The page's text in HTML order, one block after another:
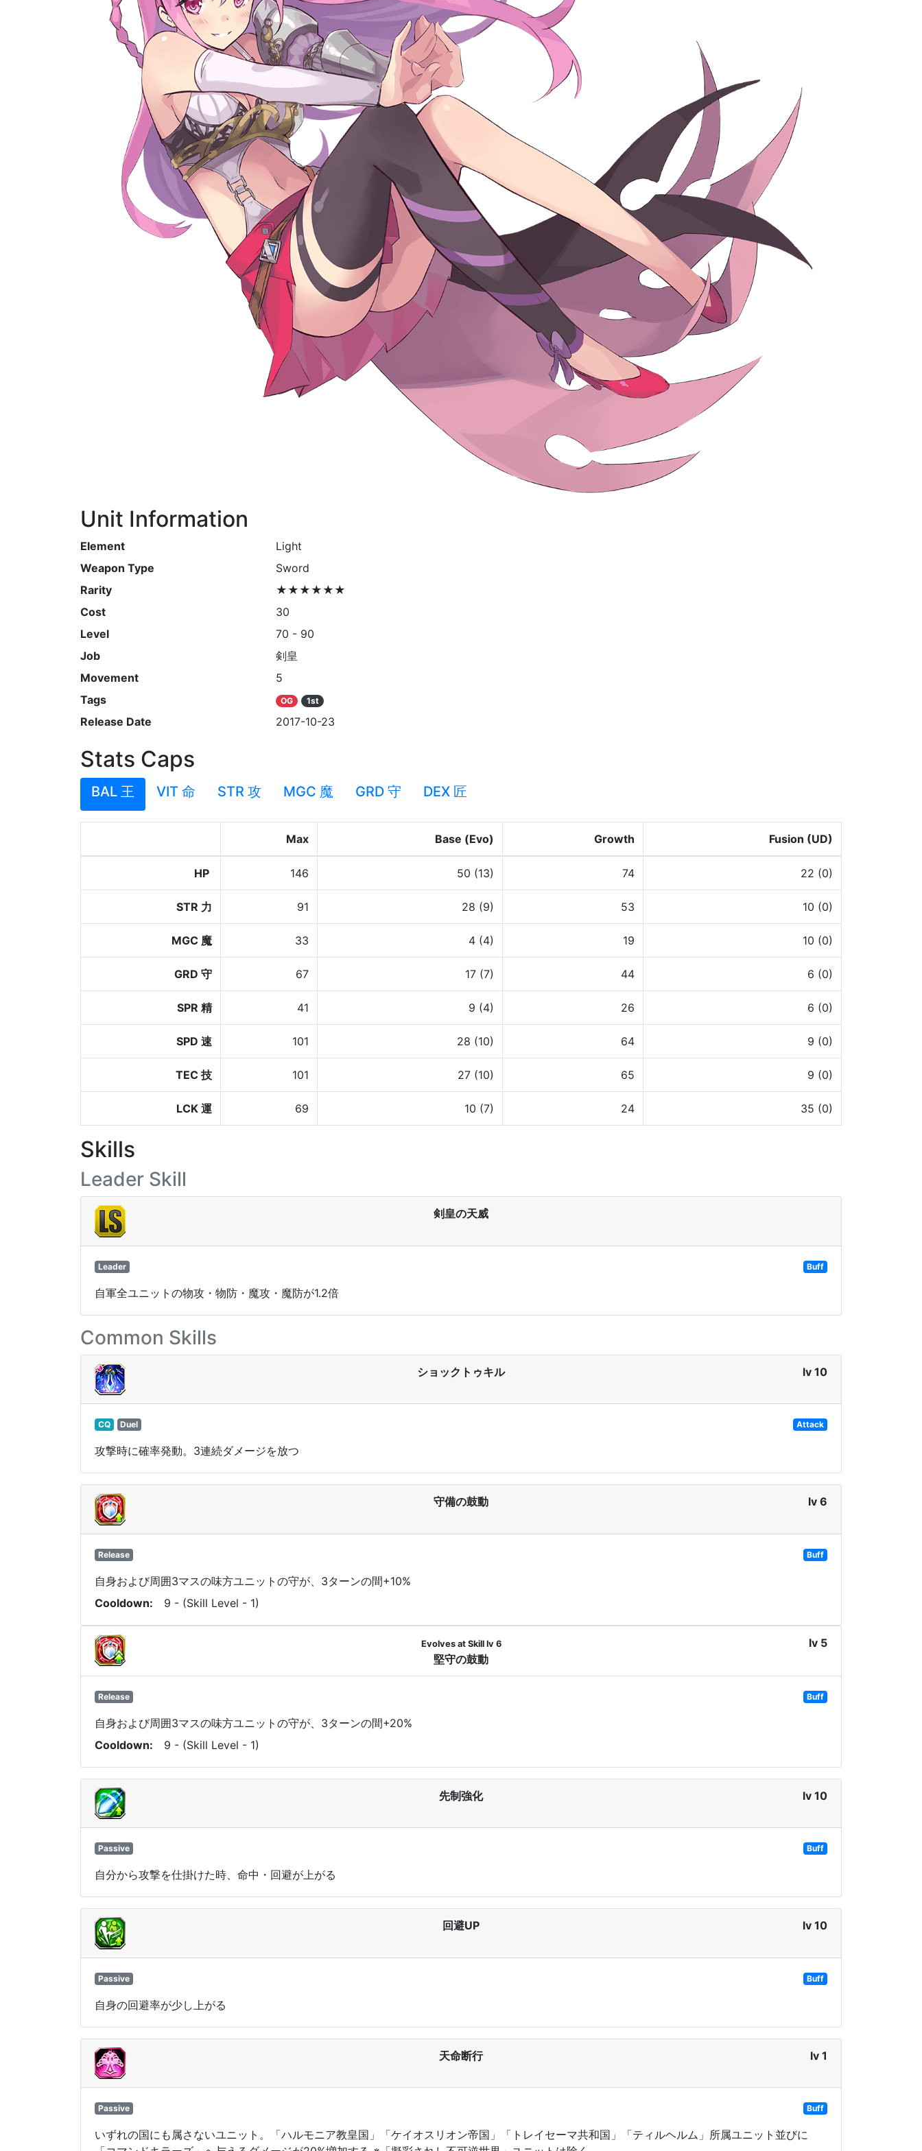
Unit Information
Element
Light
Weapon Type
Sword
Rarity
★★★★★★
Cost
30
Level
70 - 90
Job
剣皇
Movement
5
Tags
OG 1st
Release Date 2017-10-23
Stats Caps
BAL 王 VIT 命 STR 攻 MGC 魔 GRD 守 DEX 匠
Max Base (Evo) Growth Fusion (UD)
HP 146 50 (13) 74 22 (0)
STR 力 91 28 (9) 53 10 (0)
MGC 魔 33 4 (4) 19 10 (0)
GRD 守 67 17 (7) 44 6 (0)
SPR 精 41 9 (4) 26 6 (0)
SPD 速 101 28 (10) 64 9 (0)
TEC 技 101 27 (10) 65 9 (0)
LCK 運 69 10 (7) 24 35 (0)
Skills
Leader Skill
剣皇の天威
Leader Buff
自軍全ユニットの物攻・物防・魔攻・魔防が1.2倍
Common Skills
ショックトゥキル lv 10
CQ Duel Attack
攻撃時に確率発動。3連続ダメージを放つ
守備の鼓動 lv 6
Release Buff
自身および周囲3マスの味方ユニットの守が、3ターンの間+10%
Cooldown
9 - (Skill Level - 1)
Evolves at Skill lv 6
堅守の鼓動
lv 5
Release Buff
自身および周囲3マスの味方ユニットの守が、3ターンの間+20%
Cooldown
9 - (Skill Level - 1)
先制強化 lv 10
Passive Buff
自分から攻撃を仕掛けた時、命中・回避が上がる
回避UP lv 10
Passive Buff
自身の回避率が少し上がる
天命断行 lv 1
Passive Buff
いずれの国にも属さないユニット。「ハルモニア教皇国」「ケイオスリオン帝国」「トレイセーマ共和国」「ティルヘルム」所属ユニット並びに